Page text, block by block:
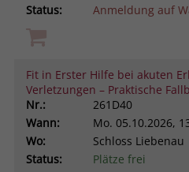
Status:
Anmeldung auf
Fit in Erster Hilfe bei akuten
Verletzungen – Praktische
Nr.:
261D40
Wann:
Mo. 05.10.2026,
Wo:
Schloss Liebenau
Status:
Plätze frei